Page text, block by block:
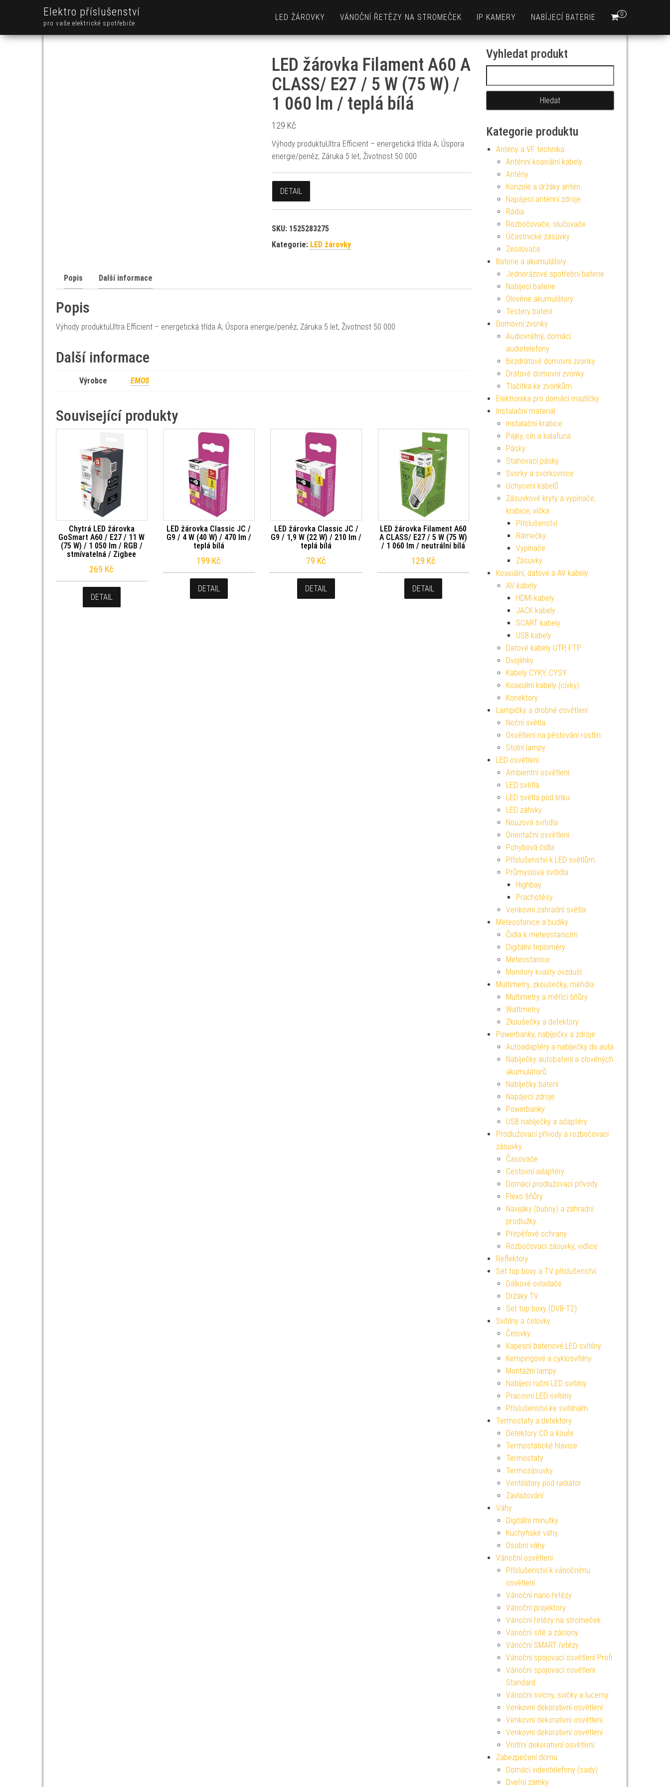
Elektro příslušenství
pro vaše elektrické spotřebiče
0
LED ŽÁROVKY VÁNOČNÍ ŘETĚZY NA STROMEČEK IP KAMERY NABÍJECÍ BATERIE
LED žárovka Filament A60 A
CLASS/ E27 / 5 W (75 W) /
1 060 lm / teplá bílá
129 Kč
Výhody produktuUltra Efficient – energetická třída A; Úspora
energie/peněz; Záruka 5 let; Životnost 50 000
DETAIL
SKU: 1525283275
Kategorie: LED žárovky
Popis Další informace
Popis
Výhody produktuUltra Efficient – energetická třída A; Úspora energie/peněz; Záruka 5 let; Životnost 50 000
Další informace
Výrobce EMOS
Související produkty
Chytrá LED žárovka
GoSmart A60 / E27 / 11 W
(75 W) / 1 050 lm / RGB /
stmívatelná / Zigbee
269 Kč
DETAIL
LED žárovka Classic JC /
G9 / 4 W (40 W) / 470 lm /
teplá bílá
199 Kč
DETAIL
LED žárovka Classic JC /
G9 / 1,9 W (22 W) / 210 lm /
teplá bílá
79 Kč
DETAIL
LED žárovka Filament A60
A CLASS/ E27 / 5 W (75 W)
/ 1 060 lm / neutrální bílá
129 Kč
DETAIL
Vyhledat produkt
Kategorie produktu
Antény a VF technika
Anténní koaxiální kabely
Antény
Konzole a držáky antén
Napájecí anténní zdroje
Rádia
Rozbočovače, slučovače
Účastnické zásuvky
Zesilovače
Baterie a akumulátory
Jednorázové spotřební baterie
Nabíjecí baterie
Olověné akumulátory
Testery baterií
Domovní zvonky
Audiovrátný, domácí
audiotelefony
Bezdrátové domovní zvonky
Drátové domovní zvonky
Tlačítka ke zvonkům
Elektronika pro domácí mazlíčky
Instalační materiál
Instalační krabice
Pájky, cín a kalafuna
Pásky
Stahovací pásky
Svorky a svorkovnice
Uchycení kabelů
Zásuvkové kryty a vypínače,
krabice, víčka
Příslušenství
Rámečky
Vypínače
Zásuvky
Koaxiální, datové a AV kabely
AV kabely
HDMI kabely
JACK kabely
SCART kabely
USB kabely
Datové kabely UTP, FTP
Dvojlinky
Kabely CYKY, CYSY
Koaxiální kabely (cívky)
Konektory
Lampičky a drobné osvětlení
Noční světla
Osvětlení na pěstování rostlin
Stolní lampy
LED osvětlení
Ambientní osvětlení
LED světla
LED světla pod linku
LED zářivky
Nouzová svítidla
Orientační osvětlení
Pohybová čidla
Příslušenství k LED světlům
Průmyslová svítidla
Highbay
Prachotěsy
Venkovní zahradní světla
Meteostanice a budíky
Čidla k meteostanicím
Digitální teploměry
Meteostanice
Monitory kvality ovzduší
Multimetry, zkoušečky, měřidla
Multimetry a měřící šňůry
Wattmetry
Zkoušečky a detektory
Powerbanky, nabíječky a zdroje
Autoadaptéry a nabíječky do auta
Nabíječky autobaterií a olověných
akumulátorů
Nabíječky baterií
Napájecí zdroje
Powerbanky
USB nabíječky a adaptéry
Prodlužovací přívody a rozbočovací
zásuvky
Časovače
Cestovní adaptéry
Domácí prodlužovací přívody
Flexo šňůry
Navijáky (bubny) a zahradní
prodlužky
Přepěťové ochrany
Rozbočovací zásuvky, vidlice
Reflektory
Set top boxy a TV příslušenství
Dálkové ovladače
Držáky TV
Set top boxy (DVB-T2)
Svítilny a čelovky
Čelovky
Kapesní bateriové LED svítilny
Kempingové a cyklosvítilny
Montážní lampy
Nabíjecí ruční LED svítilny
Pracovní LED svítilny
Příslušenství ke svítilnám
Termostaty a detektory
Detektory CO a kouře
Termostatické hlavice
Termostaty
Termozásuvky
Ventilátory pod radiátor
Zavlažování
Váhy
Digitální minutky
Kuchyňské váhy
Osobní váhy
Vánoční osvětlení
Příslušenství k vánočnímu
osvětlení
Vánoční nano řetězy
Vánoční projektory
Vánoční řetězy na stromeček
Vánoční sítě a záclony
Vánoční SMART řetězy
Vánoční spojovací osvětlení Profi
Vánoční spojovací osvětlení
Standard
Vánoční svícny, svíčky a lucerny
Venkovní dekorativní osvětlení
Venkovní dekorativní osvětlení
Venkovní dekorativní osvětlení
Vnitřní dekorativní osvětlení
Zabezpečení domu
Domácí videotelefony (sady)
Dveřní zámky